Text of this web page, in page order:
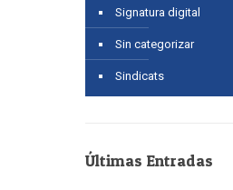
Signatura digital
Sin categorizar
Sindicats
Últimas Entradas